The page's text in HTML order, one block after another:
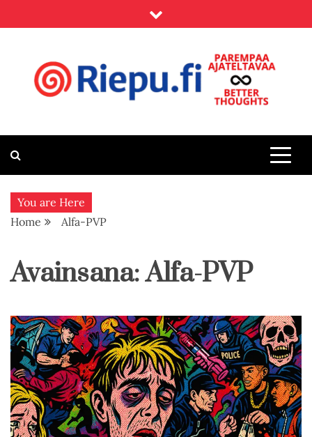
to
Riepu.fi
You are Here
Home
Alfa-PVP
Avainsana:Alfa-PVP